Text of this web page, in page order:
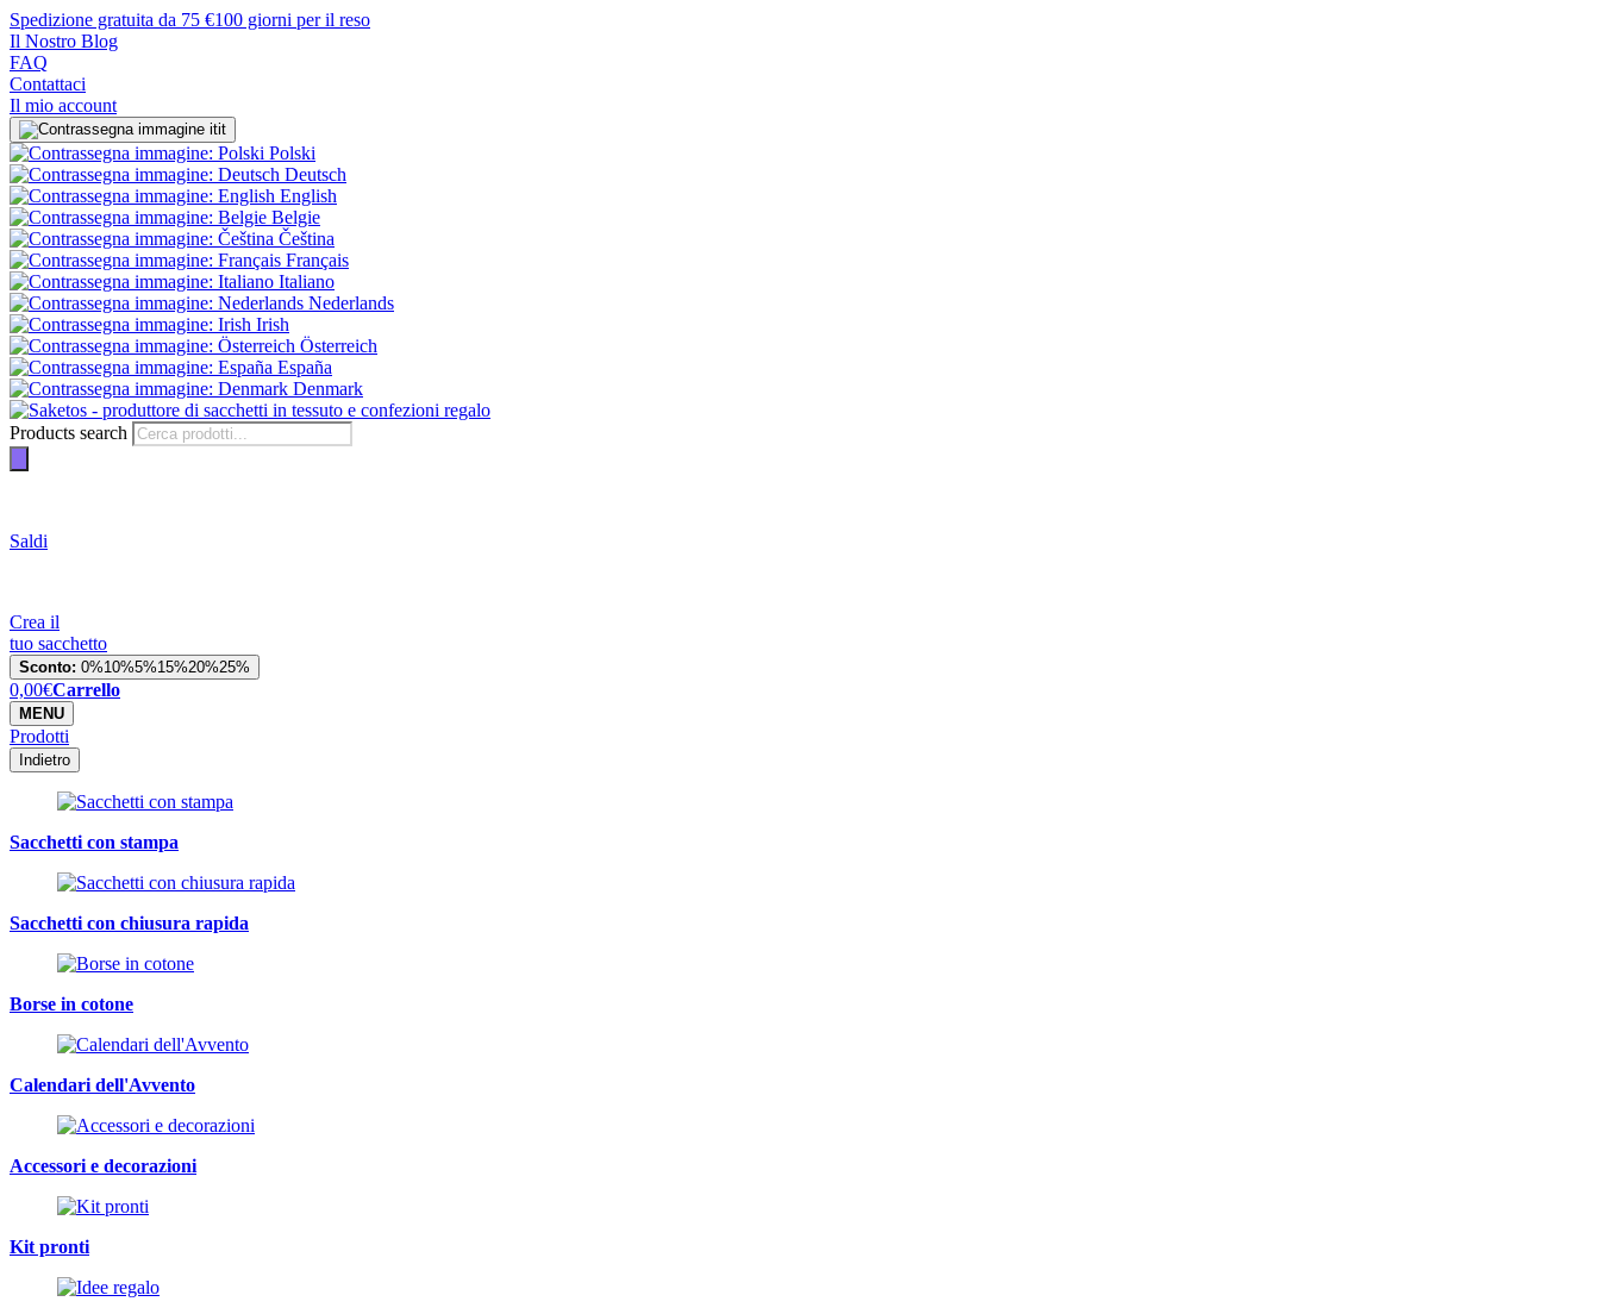
Spedizione gratuita da 75 €100 giorni per il reso
Il Nostro Blog
FAQ
Contattaci
Il mio account
it
Polski
Deutsch
English
Belgie
Čeština
Français
Italiano
Nederlands
Irish
Österreich
España
Denmark
Products search
Saldi
Crea il
tuo sacchetto
Sconto: 0%10%5%15%20%25%
0,00€Carrello
MENU
Prodotti
Indietro
Sacchetti con stampa
Sacchetti con chiusura rapida
Borse in cotone
Calendari dell'Avvento
Accessori e decorazioni
Kit pronti